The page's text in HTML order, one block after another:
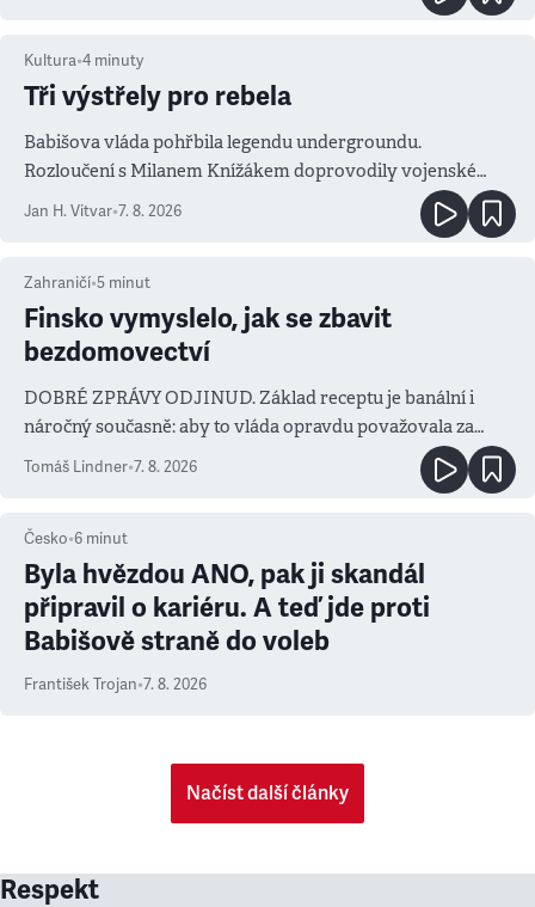
Kultura•4 minuty
Tři výstřely pro rebela
Babišova vláda pohřbila legendu undergroundu.
Rozloučení s Milanem Knížákem doprovodily vojenské
salvy i kritika pokrokářů
Jan H. Vitvar•7. 8. 2026
Zahraničí•5 minut
Finsko vymyslelo, jak se zbavit
bezdomovectví
DOBRÉ ZPRÁVY ODJINUD. Základ receptu je banální i
náročný současně: aby to vláda opravdu považovala za
prioritu
Tomáš Lindner•7. 8. 2026
Česko•6 minut
Byla hvězdou ANO, pak ji skandál
připravil o kariéru. A teď jde proti
Babišově straně do voleb
František Trojan•7. 8. 2026
Načíst další články
Respekt